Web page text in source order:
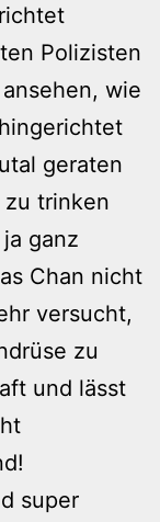
Polizisten
wie
geraten
trinken
ganz
Chan nicht
versucht,
zu
und lässt
super